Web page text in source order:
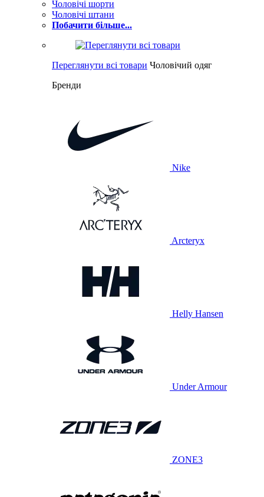
Чоловічі шорти
Чоловічі штани
Побачити більше...
Переглянути всі товари Чоловічий одяг
Бренди
Nike
Arcteryx
Helly Hansen
Under Armour
ZONE3